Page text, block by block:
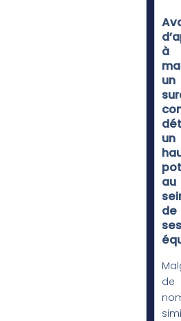
à
un
un
au
de
ses
de